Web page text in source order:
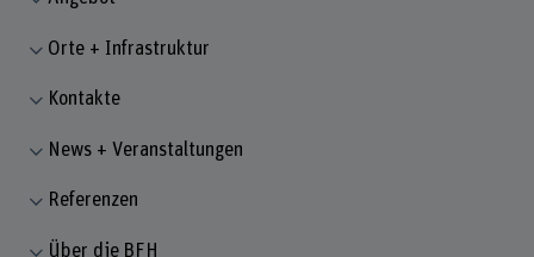
Orte + Infrastruktur
Kontakte
News + Veranstaltungen
Referenzen
Über die BFH